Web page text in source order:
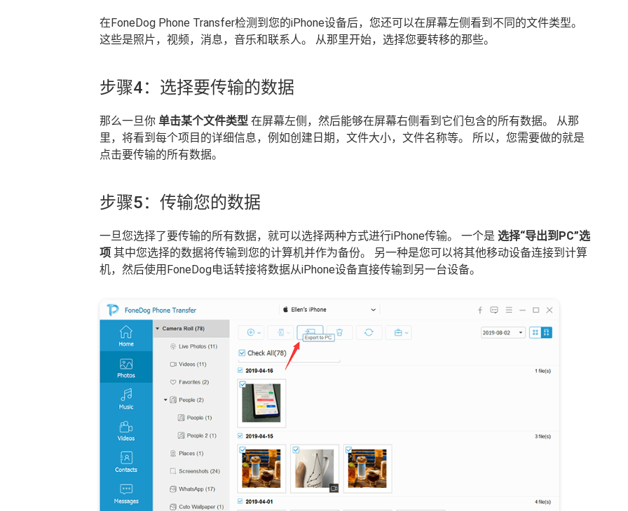
在FoneDog Phone Transfer检测到您的iPhone设备后，您还可以在屏幕左侧看到不同的文件类型。
这些是照片，视频，消息，音乐和联系人。 从那里开始，选择您要转移的那些。
步骤4：选择要传输的数据
那么一旦你 单击某个文件类型 在屏幕左侧，然后能够在屏幕右侧看到它们包含的所有数据。 从那
里，将看到每个项目的详细信息，例如创建日期，文件大小，文件名称等。 所以，您需要做的就是
点击要传输的所有数据。
步骤5：传输您的数据
一旦您选择了要传输的所有数据，就可以选择两种方式进行iPhone传输。 一个是 选择“导出到PC”选
项 其中您选择的数据将传输到您的计算机并作为备份。 另一种是您可以将其他移动设备连接到计算
机，然后使用FoneDog电话转接将数据从iPhone设备直接传输到另一台设备。